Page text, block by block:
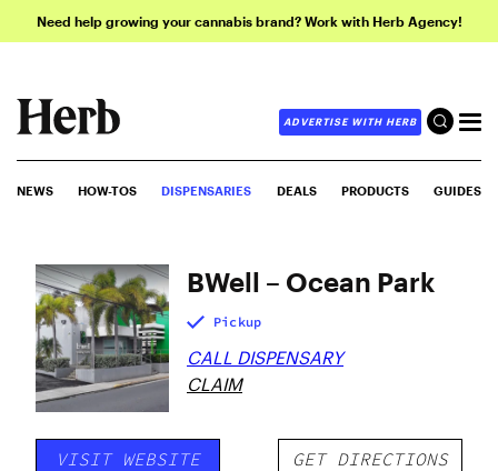
Need help growing your cannabis brand? Work with Herb Agency!
ADVERTISE WITH HERB
NEWS HOW-TOS DISPENSARIES DEALS PRODUCTS GUIDES
BWell – Ocean Park
Pickup
CALL DISPENSARY
CLAIM
VISIT WEBSITE GET DIRECTIONS